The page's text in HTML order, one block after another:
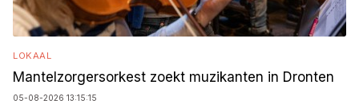
LOKAAL
Mantelzorgersorkest zoekt muzikanten in Dronten
05-08-2026 13:15:15